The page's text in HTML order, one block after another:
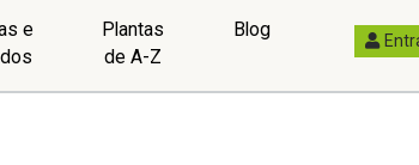
e
Plantas
de A-Z
Blog